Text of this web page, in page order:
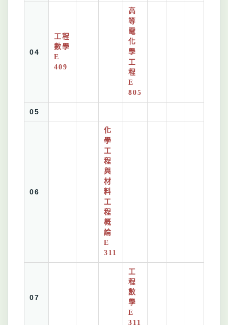
04
工程
數學
E
409
高
等
電
化
學
工
程
E
805
05
06
化
學
工
程
與
材
料
工
程
概
論
E
311
07
工
程
數
學
E
311